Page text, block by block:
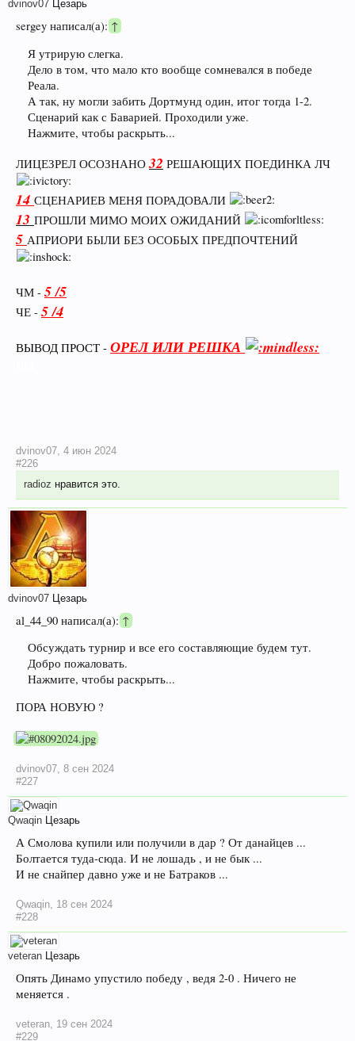
dvinov07 Цезарь
sergey написал(а): ↑
Я утрирую слегка.
Дело в том, что мало кто вообще сомневался в победе
Реала.
А так, ну могли забить Дортмунд один, итог тогда 1-2.
Сценарий как с Баварией. Проходили уже.
Нажмите, чтобы раскрыть...
ЛИЦЕЗРЕЛ ОСОЗНАНО32 РЕШАЮЩИХ ПОЕДИНКА ЛЧ
14 СЦЕНАРИЕВ МЕНЯ ПОРАДОВАЛИ
13 ПРОШЛИ МИМО МОИХ ОЖИДАНИЙ
5 АПРИОРИ БЫЛИ БЕЗ ОСОБЫХ ПРЕДПОЧТЕНИЙ
ЧМ -5 /5
ЧЕ -5 /4
ВЫВОД ПРОСТ - ОРЕЛ ИЛИ РЕШКА
dvinov07 4 июн 2024
#226
radioz нравится это.
dvinov07 Цезарь
al_44_90 написал(а):↑
Обсуждать турнир и все его составляющие будем тут.
Добро пожаловать.
Нажмите, чтобы раскрыть...
ПОРА НОВУЮ ?
dvinov07 8 сен 2024
#227
Qwaqin Цезарь
А Смолова купили или получили в дар ? От данайцев ...
Болтается туда-сюда. И не лошадь , и не бык ...
И не снайпер давно уже и не Батраков ...
Qwaqin 18 сен 2024
#228
veteran Цезарь
Опять Динамо упустило победу , ведя 2-0 . Ничего не
меняется .
veteran 19 сен 2024
#229